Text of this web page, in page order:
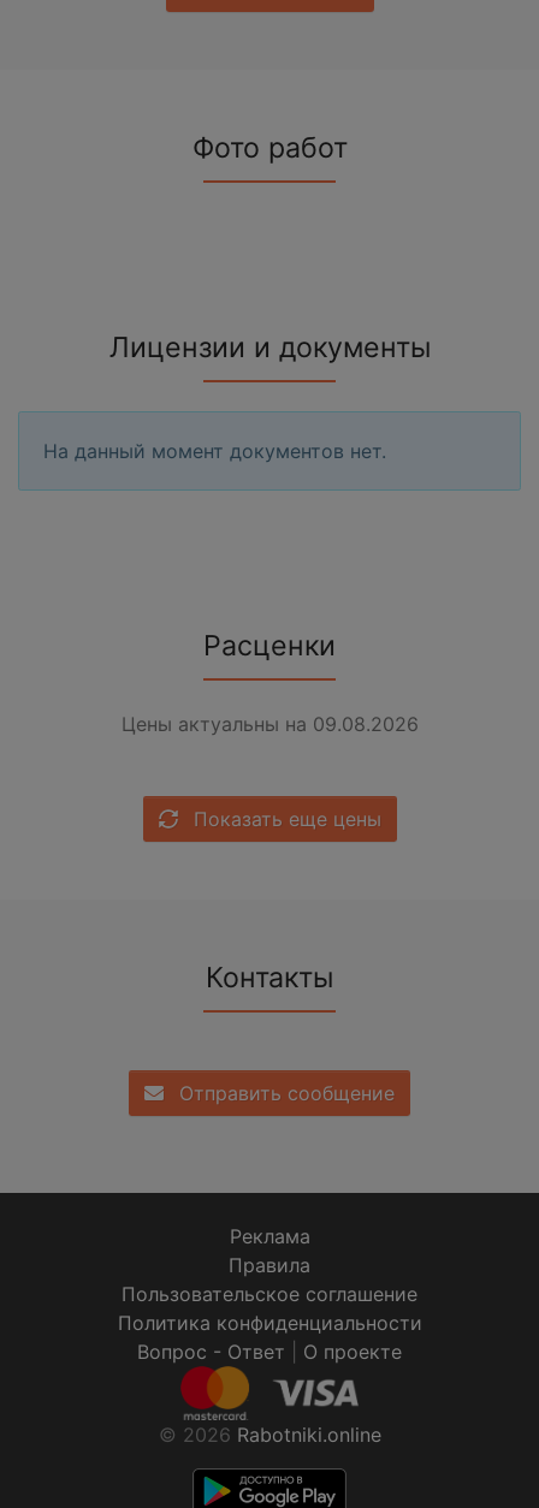
Фото работ
Лицензии и документы
На данный момент документов нет.
Расценки
Цены актуальны на 09.08.2026
Показать еще цены
Контакты
Отправить сообщение
Реклама
Правила
Пользовательское соглашение
Политика конфиденциальности
Вопрос - Ответ
О проекте
© 2026 Rabotniki.online